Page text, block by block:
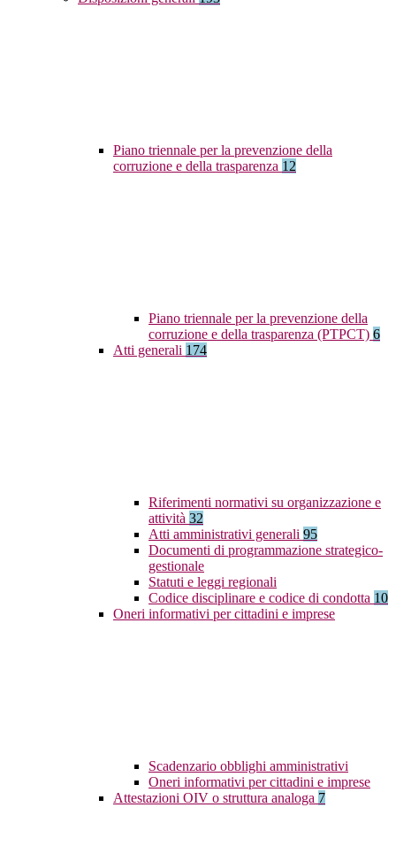
Piano triennale per la prevenzione della
corruzione e della trasparenza 12
Piano triennale per la prevenzione della
corruzione e della trasparenza (PTPCT) 6
Atti generali 174
Riferimenti normativi su organizzazione e
attività 32
Atti amministrativi generali 95
Documenti di programmazione strategico-
gestionale
Statuti e leggi regionali
Codice disciplinare e codice di condotta 10
Oneri informativi per cittadini e imprese
Scadenzario obblighi amministrativi
Oneri informativi per cittadini e imprese
Attestazioni OIV o struttura analoga 7